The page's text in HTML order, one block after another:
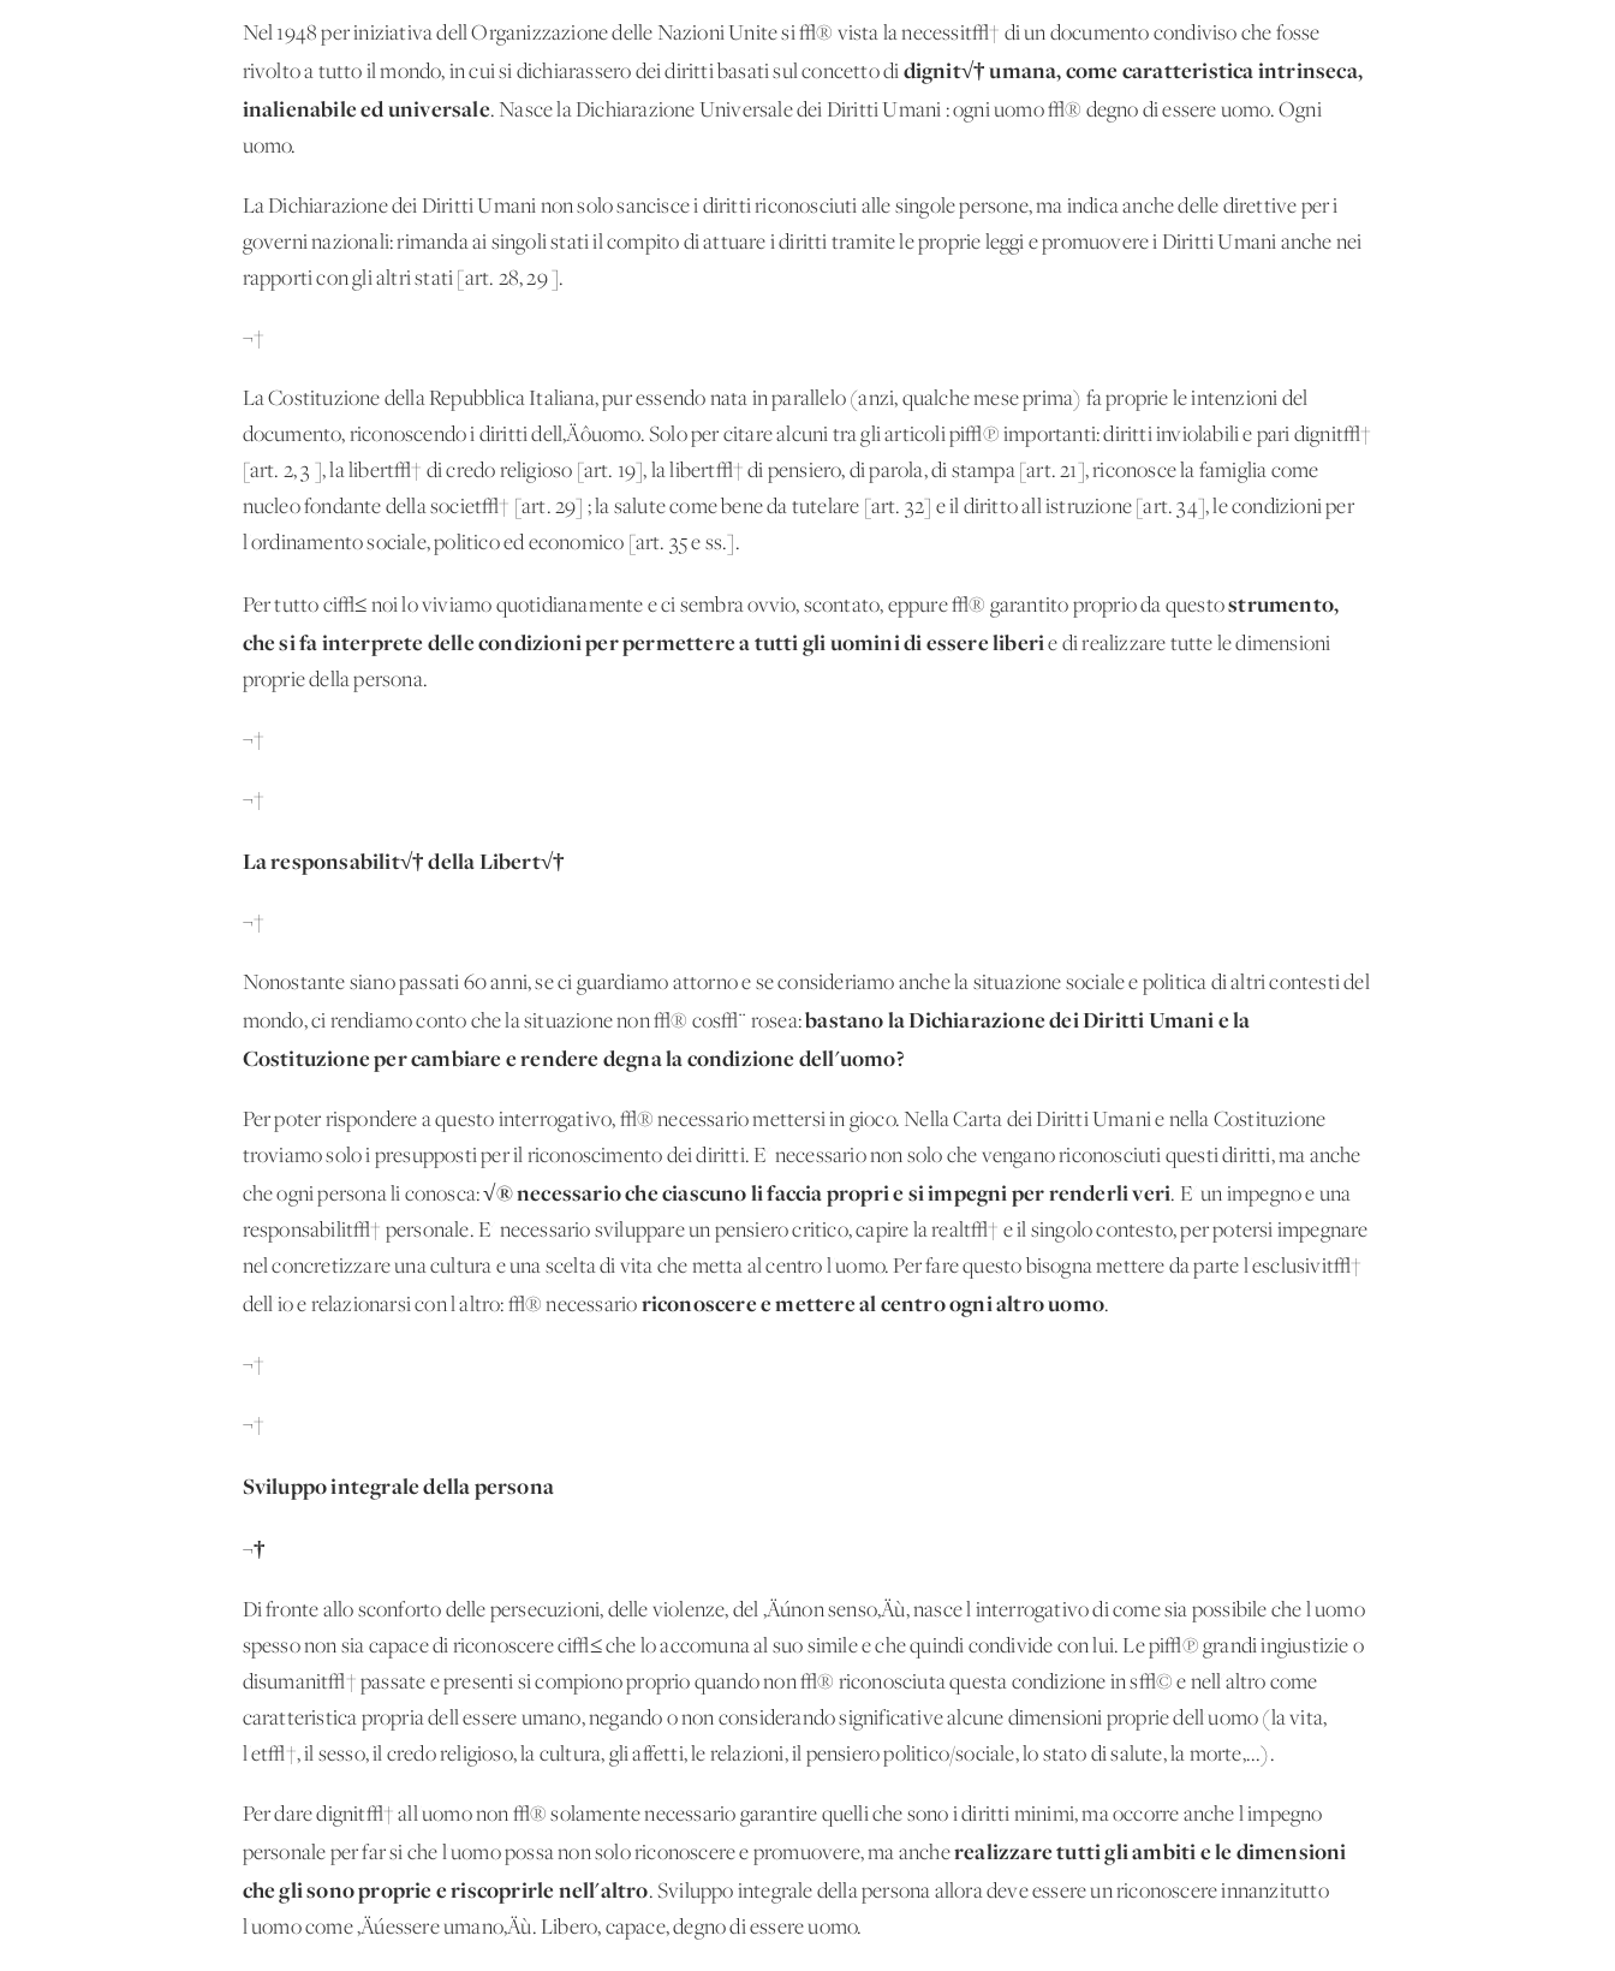
Nel 1948 per iniziativa dell'Organizzazione delle Nazioni Unite si √® vista la necessit√† di un documento condiviso che fosse
rivolto a tutto il mondo, in cui si dichiarassero dei diritti basati sul concetto di dignit√† umana, come caratteristica intrinseca,
inalienabile ed universale. Nasce la Dichiarazione Universale dei Diritti Umani : ogni uomo √® degno di essere uomo. Ogni
uomo.
La Dichiarazione dei Diritti Umani non solo sancisce i diritti riconosciuti alle singole persone, ma indica anche delle direttive per i
governi nazionali: rimanda ai singoli stati il compito di attuare i diritti tramite le proprie leggi e promuovere i Diritti Umani anche nei
rapporti con gli altri stati [art. 28, 29 ].
¬†
La Costituzione della Repubblica Italiana, pur essendo nata in parallelo (anzi, qualche mese prima) fa proprie le intenzioni del
documento, riconoscendo i diritti dell‚Äôuomo. Solo per citare alcuni tra gli articoli pi√π importanti: diritti inviolabili e pari dignit√†
[art. 2, 3 ], la libert√† di credo religioso [art. 19], la libert√† di pensiero, di parola, di stampa [art. 21], riconosce la famiglia come
nucleo fondante della societ√† [art. 29] ; la salute come bene da tutelare [art. 32] e il diritto all'istruzione [art. 34], le condizioni per
l'ordinamento sociale, politico ed economico [art. 35 e ss.].
Per tutto ci√≤ noi lo viviamo quotidianamente e ci sembra ovvio, scontato, eppure √® garantito proprio da questostrumento,
che si fa interprete delle condizioni per permettere a tutti gli uomini di essere liberie di realizzare tutte le dimensioni
proprie della persona.
¬†
¬†
La responsabilit√† della Libert√†
¬†
Nonostante siano passati 60 anni, se ci guardiamo attorno e se consideriamo anche la situazione sociale e politica di altri contesti del
mondo, ci rendiamo conto che la situazione non √® cos√¨ rosea:bastano la Dichiarazione dei Diritti Umani e la
Costituzione per cambiare e rendere degna la condizione dell'uomo?
Per poter rispondere a questo interrogativo, √® necessario mettersi in gioco. Nella Carta dei Diritti Umani e nella Costituzione
troviamo solo i presupposti per il riconoscimento dei diritti. E' necessario non solo che vengano riconosciuti questi diritti, ma anche
che ogni persona li conosca:√® necessario che ciascuno li faccia propri e si impegni per renderli veri. E' un impegno e una
responsabilit√† personale. E' necessario sviluppare un pensiero critico, capire la realt√† e il singolo contesto, per potersi impegnare
nel concretizzare una cultura e una scelta di vita che metta al centro l'uomo. Per fare questo bisogna mettere da parte l'esclusivit√†
dell'io e relazionarsi con l'altro: √® necessario riconoscere e mettere al centro ogni altro uomo.
¬†
¬†
Sviluppo integrale della persona
¬†
Di fronte allo sconforto delle persecuzioni, delle violenze, del ‚Äúnon senso‚Äù, nasce l'interrogativo di come sia possibile che l'uomo
spesso non sia capace di riconoscere ci√≤ che lo accomuna al suo simile e che quindi condivide con lui. Le pi√π grandi ingiustizie o
disumanit√† passate e presenti si compiono proprio quando non √® riconosciuta questa condizione in s√© e nell'altro come
caratteristica propria dell'essere umano, negando o non considerando significative alcune dimensioni proprie dell'uomo (la vita,
l'et√†, il sesso, il credo religioso, la cultura, gli affetti, le relazioni, il pensiero politico/sociale, lo stato di salute, la morte,...).
Per dare dignit√† all'uomo non √® solamente necessario garantire quelli che sono i diritti minimi, ma occorre anche l'impegno
personale per far si che l'uomo possa non solo riconoscere e promuovere, ma ancherealizzare tutti gli ambiti e le dimensioni
che gli sono proprie e riscoprirle nell'altro. Sviluppo integrale della persona allora deve essere un riconoscere innanzitutto
l'uomo come ‚Äúessere umano‚Äù. Libero, capace, degno di essere uomo.